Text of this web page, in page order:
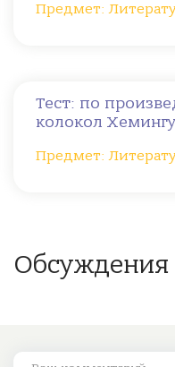
Предмет:
Тест: по
колокол
Предмет:
Обсуждения